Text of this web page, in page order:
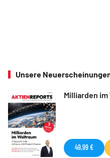
Unsere
Milliarden
49,99 €